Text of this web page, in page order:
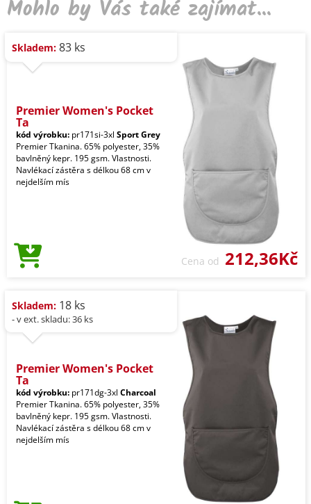
Mohlo by Vás také zajímat...
Skladem: 83 ks
Premier Women's Pocket
Ta
kód výrobku: pr171si-3xl Sport Grey
Premier Tkanina. 65% polyester, 35%
bavlněný kepr. 195 gsm. Vlastnosti.
Navlékací zástěra s délkou 68 cm v
nejdelším mís
Cena od 212,36Kč
Skladem: 18 ks
- v ext. skladu: 36 ks
Premier Women's Pocket
Ta
kód výrobku: pr171dg-3xl Charcoal
Premier Tkanina. 65% polyester, 35%
bavlněný kepr. 195 gsm. Vlastnosti.
Navlékací zástěra s délkou 68 cm v
nejdelším mís